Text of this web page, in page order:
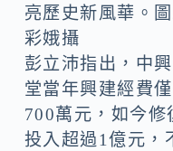
亮歷史新風華。
彩娥攝
彭立沛指出，中
堂當年興建經費
700萬元，如今修
投入超過1億元，